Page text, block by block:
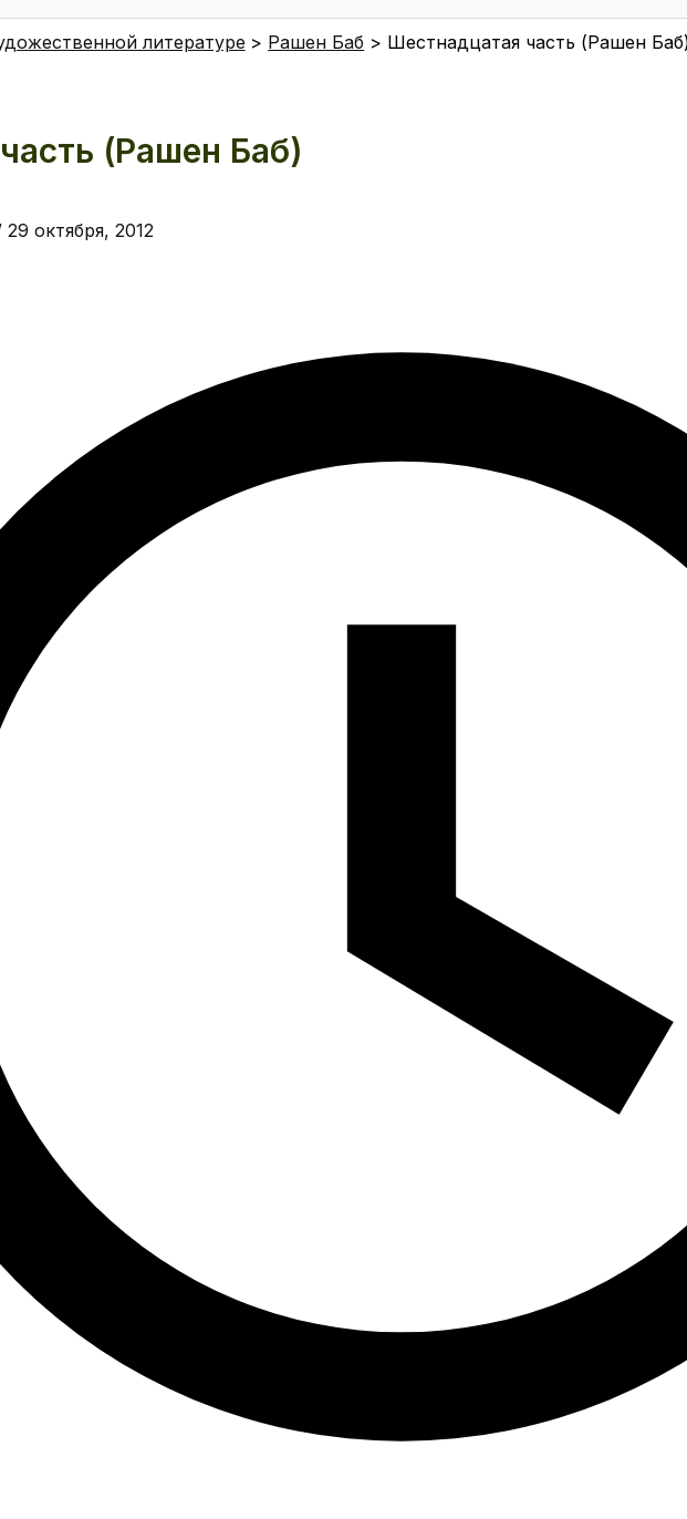
литературе Рашен Баб Шестнадцатая часть (Рашен
(Рашен Баб)
29 октября, 2012